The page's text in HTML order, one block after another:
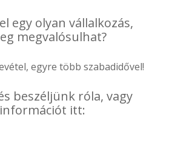
egy olyan vállalkozás,
megvalósulhat?
egyre több szabadidővel!
beszéljünk róla, vagy
itt: